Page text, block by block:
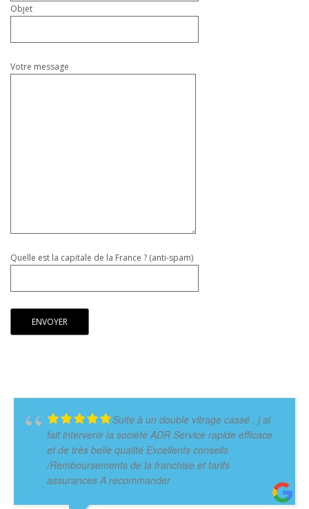
Objet
Votre message
Quelle est la capitale de la France ? (anti-spam)
Suite à un double vitrage cassé , j ai
fait intervenir la société ADR Service rapide efficace
et de très belle qualité Excellents conseils
/Remboursements de la franchise et tarifs
assurances A recommander